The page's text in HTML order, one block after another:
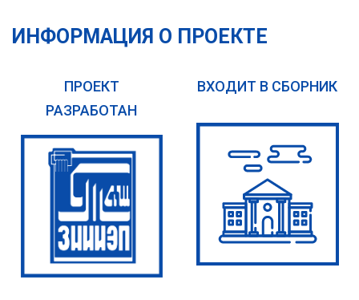
ИНФОРМАЦИЯ О ПРОЕКТЕ
ПРОЕКТ
РАЗРАБОТАН
ВХОДИТ В СБОРНИК